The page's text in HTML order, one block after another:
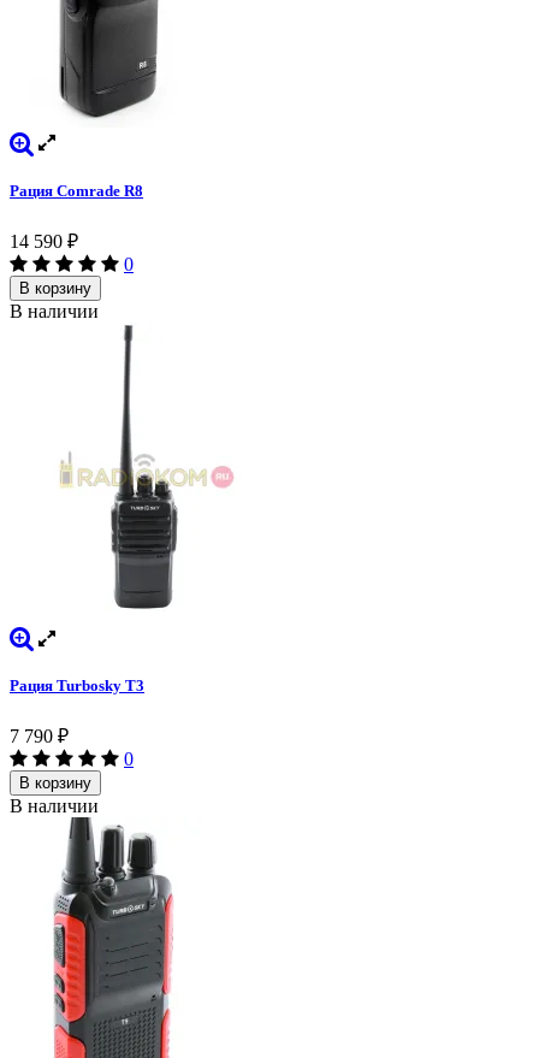
Рация Comrade R8
14 590 ₽
0
В корзину
В наличии
Рация Turbosky T3
7 790 ₽
0
В корзину
В наличии